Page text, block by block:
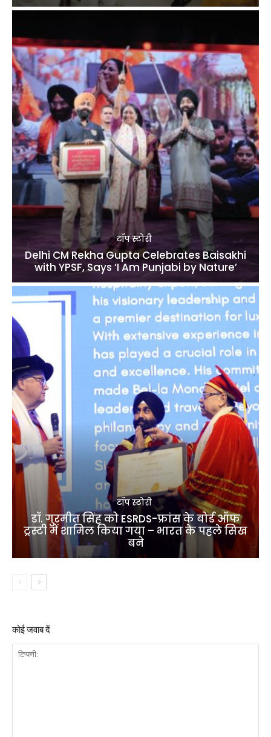
टॉप स्टोरी
Delhi CM Rekha Gupta Celebrates Baisakhi
with YPSF, Says ‘I Am Punjabi by Nature’
टॉप स्टोरी
डॉ. गुरमीत सिंह को ESRDS-फ्रांस के बोर्ड ऑफ
ट्रस्टी में शामिल किया गया – भारत के पहले सिख
बने
कोई जवाब दें